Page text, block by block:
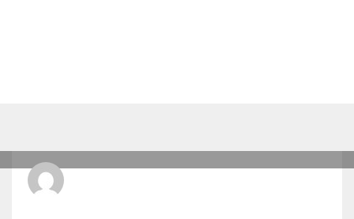
Radio Hit La Xplosiva 92.3 FM